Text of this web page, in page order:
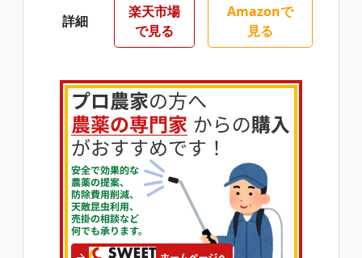
詳細
楽天市場
で見る
Amazonで
見る